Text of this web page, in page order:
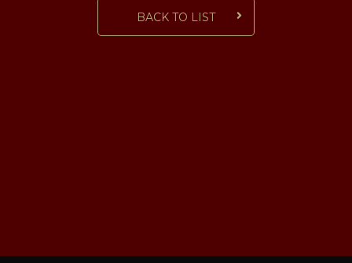
BACK TO LIST